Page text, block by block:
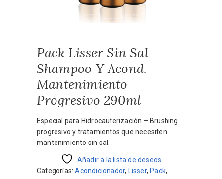
Pack Lisser Sin Sal
Shampoo Y Acond.
Mantenimiento
Progresivo 290ml
Especial para Hidrocauterización – Brushing
progresivo y tratamientos que necesiten
mantenimiento sin sal.
Añadir a la lista de deseos
Categorías:Acondicionador, Lisser, Pack,